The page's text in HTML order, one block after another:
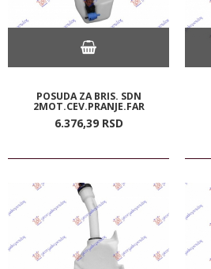
POSUDA ZA BRIS. SDN
2MOT.CEV.PRANJE.FAR
6.376,39 RSD